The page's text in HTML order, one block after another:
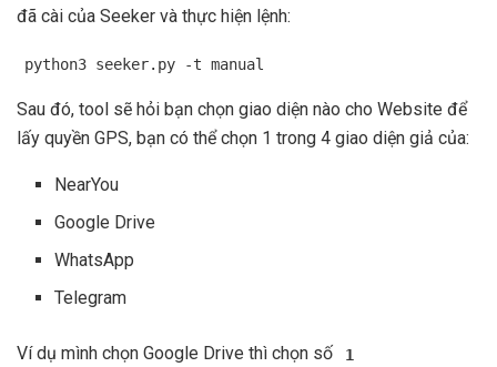
đã cài của Seeker và thực hiện lệnh:
python3 seeker.py -t manual
Sau đó, tool sẽ hỏi bạn chọn giao diện nào cho Website để
lấy quyền GPS, bạn có thể chọn 1 trong 4 giao diện giả của:
NearYou
Google Drive
WhatsApp
Telegram
Ví dụ mình chọn Google Drive thì chọn số 1